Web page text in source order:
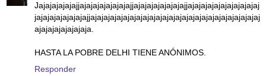
Jajajajajajajjajajajajajajajajjajajajajajajajajjajajajajajajajajajajaj
jajajajajajajajajjajajajajajajajajajajajajajajajajajajajajajajajajajaj
ajajajajajajajaja.
HASTA LA POBRE DELHI TIENE ANÓNIMOS.
Responder